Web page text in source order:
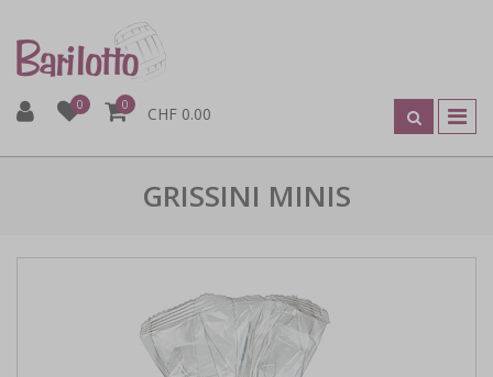
0 0 CHF 0.00
GRISSINI MINIS